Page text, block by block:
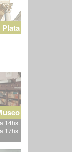
14hs.
17hs.